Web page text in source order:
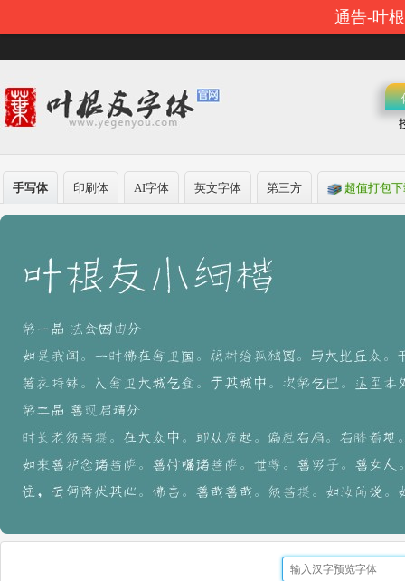
通告-叶
手写体 印刷体 AI字体 英文字体 第三方 超值打包